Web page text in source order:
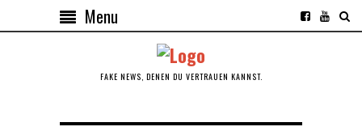
Menu
FAKE NEWS, DENEN DU VERTRAUEN KANNST.